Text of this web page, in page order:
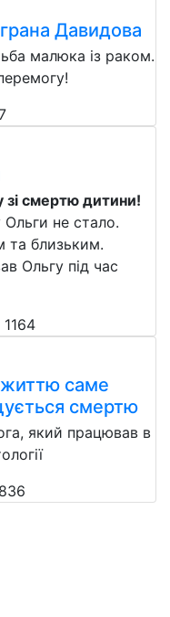
Давидова
малюка із раком.
зі смертю дитини!
не стало.
та близьким.
Ольгу під час
1164
саме
смертю
який працював в
836